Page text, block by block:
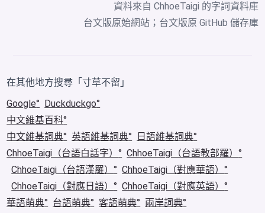
資料來自 ChhoeTaigi 的字詞資料庫
台文版原始網站； 台文版原 GitHub 儲存庫
在其他地方搜尋「寸草不留」
Google
Duckduckgo
中文維基百科
中文維基詞典
英語維基詞典
日語維基詞典
ChhoeTaigi（台語白話字）
ChhoeTaigi（台語教部羅）
ChhoeTaigi（台語漢羅）
ChhoeTaigi（對應華語）
ChhoeTaigi（對應日語）
ChhoeTaigi（對應英語）
華語萌典
台語萌典 客語萌典
兩岸詞典